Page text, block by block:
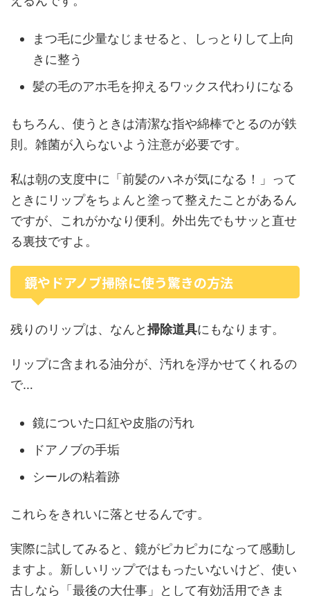
まつ毛に少量なじませると、しっとりして上向
きに整う
髪の毛のアホ毛を抑えるワックス代わりになる
もちろん、使うときは清潔な指や綿棒でとるのが鉄
則。雑菌が入らないよう注意が必要です。
私は朝の支度中に「前髪のハネが気になる！」って
ときにリップをちょんと塗って整えたことがあるん
ですが、これがかなり便利。外出先でもサッと直せ
る裏技ですよ。
鏡やドアノブ掃除に使う驚きの方法
残りのリップは、なんと掃除道具にもなります。
リップに含まれる油分が、汚れを浮かせてくれるの
で…
鏡についた口紅や皮脂の汚れ
ドアノブの手垢
シールの粘着跡
これらをきれいに落とせるんです。
実際に試してみると、鏡がピカピカになって感動し
ますよ。新しいリップではもったいないけど、使い
古しなら「最後の大仕事」として有効活用できま